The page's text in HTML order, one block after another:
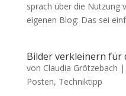
sprach über die Nutzung
eigenen Blog: Das sei
Bilder verkleinern für
von Claudia Grötzebach |
Posten, Techniktipp